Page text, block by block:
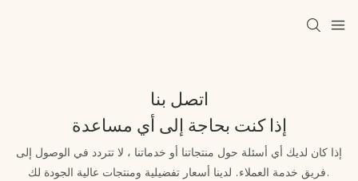
اتصل بنا
إذا كنت بحاجة إلى أي مساعدة
إذا كان لديك أي أسئلة حول منتجاتنا أو خدماتنا ، لا تتردد في الوصول إلى
فريق خدمة العملاء. لدينا أسعار تفضيلية ومنتجات عالية الجودة لك.